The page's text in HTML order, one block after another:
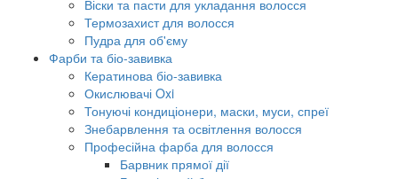
Віски та пасти для укладання волосся
Термозахист для волосся
Пудра для об'єму
Фарби та біо-завивка
Кератинова біо-завивка
Окислювачі Oxi
Тонуючі кондиціонери, маски, муси, спреї
Знебарвлення та освітлення волосся
Професійна фарба для волосся
Барвник прямої дії